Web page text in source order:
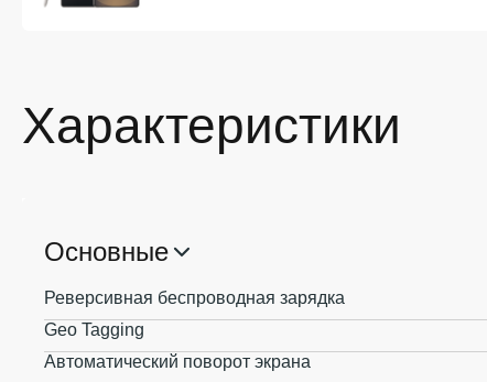
Характеристики
Основные
Реверсивная беспроводная зарядка
Geo Tagging
Автоматический поворот экрана